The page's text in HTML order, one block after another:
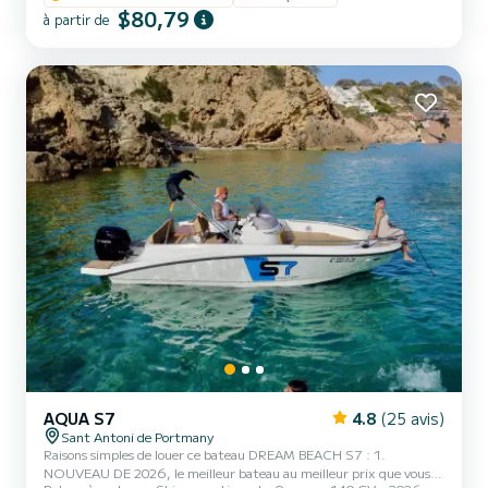
pour profiter de l'intimité et de la tranquillité que l'on ressent dans
la zone voisine puisque l'accès est réservé u...
à partir de $80,79
AQUA S7 4.8 (25 avis)
Sant Antoni de Portmany
Raisons simples de louer ce bateau DREAM BEACH S7 : 1.
NOUVEAU DE 2026, le meilleur bateau au meilleur prix que vous